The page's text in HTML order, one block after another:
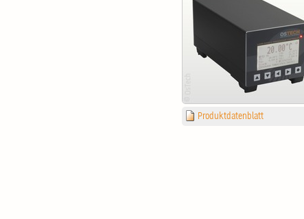
Produktdatenblatt